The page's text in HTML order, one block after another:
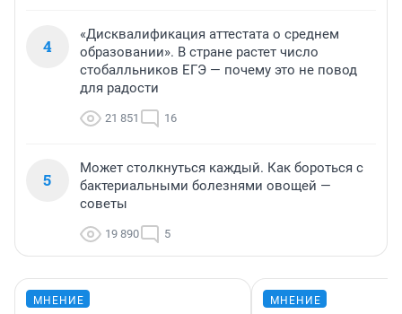
4
«Дисквалификация аттестата о среднем
образовании». В стране растет число
стобалльников ЕГЭ — почему это не повод
для радости
21 851 16
5
Может столкнуться каждый. Как бороться с
бактериальными болезнями овощей —
советы
19 890 5
МНЕНИЕ МНЕНИЕ